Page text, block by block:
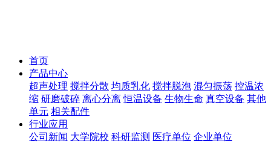
首页
产品中心
超声处理 搅拌分散 均质乳化 搅拌脱泡 混匀振荡 控温浓
缩 研磨破碎 离心分离 恒温设备 生物生命 真空设备 其他
单元 相关配件
行业应用
公司新闻 大学院校 科研监测 医疗单位 企业单位